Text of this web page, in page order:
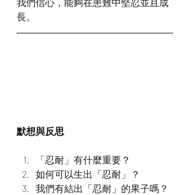
長。
默想與反思
「忍耐」有什麼重要？
如何可以生出「忍耐」？
我們有結出「忍耐」的果子嗎？